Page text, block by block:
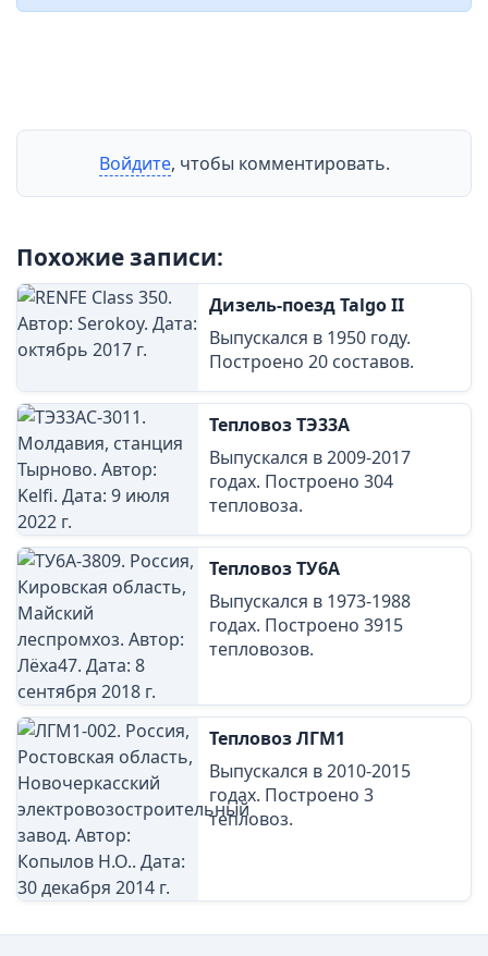
Войдите, чтобы комментировать.
Похожие записи:
Дизель-поезд Talgo II
Выпускался в 1950 году.
Построено 20 составов.
Тепловоз ТЭ33А
Выпускался в 2009-2017
годах. Построено 304
тепловоза.
Тепловоз ТУ6А
Выпускался в 1973-1988
годах. Построено 3915
тепловозов.
Тепловоз ЛГМ1
Выпускался в 2010-2015
годах. Построено 3
тепловоз.